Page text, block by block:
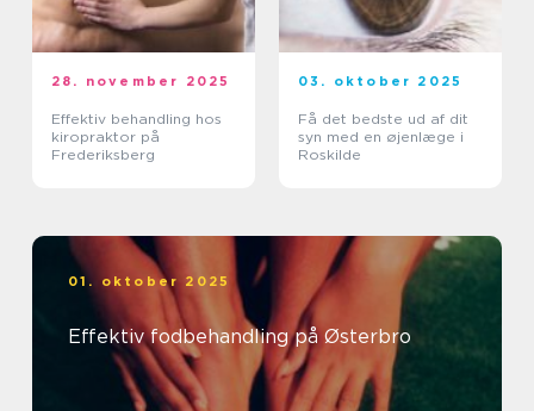
28. november 2025
Effektiv behandling hos
kiropraktor på
Frederiksberg
03. oktober 2025
Få det bedste ud af dit
syn med en øjenlæge i
Roskilde
01. oktober 2025
Effektiv fodbehandling på Østerbro